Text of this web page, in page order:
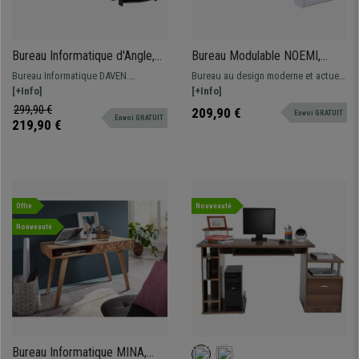
Bureau Informatique d'Angle,
DAVEN, 136x130x72 cm, avec
Rangements, en Bois, Noir
Bureau Informatique DAVEN.
Dimensions 136x130 et 72 cm de
hauteur. Bureau de style
contemporain, ample surface de
[+Info]
299,90 €
219,90 € Envoi GRATUIT
Bureau Modulable NOEMI,
Design Contemporain, Bois
Blanc
Bureau au design moderne et actuel,
rangements, 3 combinaisons
possibles
[+Info]
209,90 € Envoi GRATUIT
Offre
Nouveauté
Bureau Informatique MINA,
Nouveauté